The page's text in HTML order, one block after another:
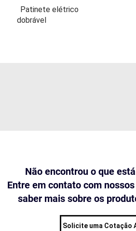
Patinete elétrico
dobrável
Não encontrou o que
Entre em contato com
saber mais sobre os
Solicite uma Cotação